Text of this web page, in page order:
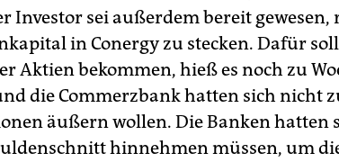
Investor sei außerdem bereit
in Conergy zu stecken. Dafür
Aktien bekommen, hieß es noch zu
die Commerzbank hatten sich nicht
äußern wollen. Die Banken hatten
hinnehmen müssen, um